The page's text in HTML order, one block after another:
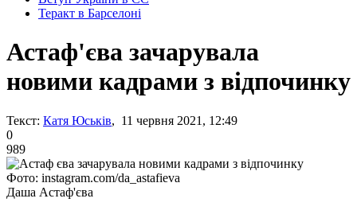
Теракт в Барселоні
Астаф'єва зачарувала
новими кадрами з відпочинку
Текст: Катя Юськів, 11 червня 2021, 12:49
0
989
Фото: instagram.com/da_astafieva
Даша Астаф'єва